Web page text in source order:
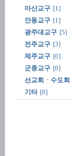
마산교구 [1]
안동교구 [1]
광주대교구 [5]
전주교구 [3]
제주교구 [0]
군종교구 [0]
선교회ㆍ수도회
기타 [0]